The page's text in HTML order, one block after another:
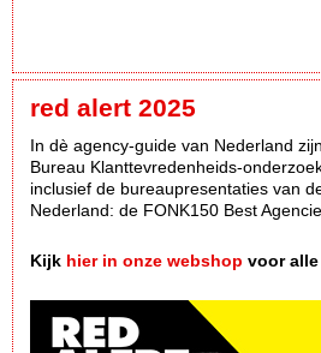
red alert 2025
In dè agency-guide van Nederland
Bureau Klanttevredenheids-
inclusief de bureaupresentaties van
Nederland: de FONK150 Best
Kijk hier in onze webshop voor